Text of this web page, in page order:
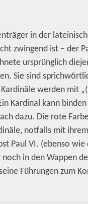
in der
zwingend ist – der
ursprünglich
Sie sind
werden mit
Kardinal kann
dazu. Die rote
notfalls mit
Paul VI. (ebenso wie
in den Wappen
Führungen zum